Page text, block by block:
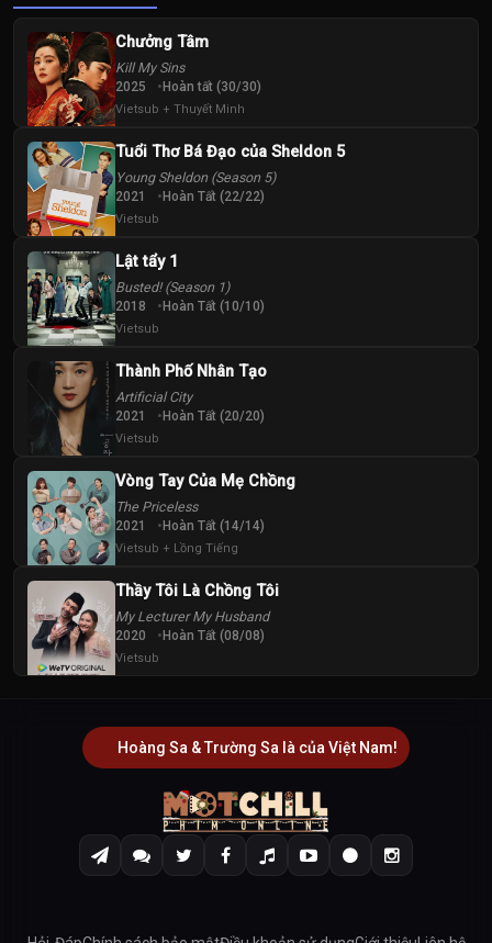
Chưởng Tâm
Kill My Sins
2025 Hoàn tất (30/30)
Vietsub + Thuyết Minh
Tuổi Thơ Bá Đạo của Sheldon 5
Young Sheldon (Season 5)
2021 Hoàn Tất (22/22)
Vietsub
Lật tẩy 1
Busted! (Season 1)
2018 Hoàn Tất (10/10)
Vietsub
Thành Phố Nhân Tạo
Artificial City
2021 Hoàn Tất (20/20)
Vietsub
Vòng Tay Của Mẹ Chồng
The Priceless
2021 Hoàn Tất (14/14)
Vietsub + Lồng Tiếng
Thầy Tôi Là Chồng Tôi
My Lecturer My Husband
2020 Hoàn Tất (08/08)
Vietsub
Hoàng Sa & Trường Sa là của Việt Nam!